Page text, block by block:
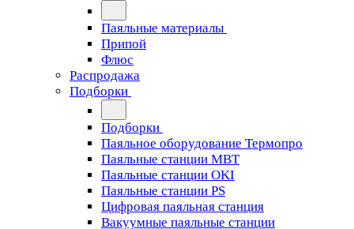
Паяльные материалы
Припой
Флюс
Распродажа
Подборки
Подборки
Паяльное оборудование Термопро
Паяльные станции MBT
Паяльные станции OKI
Паяльные станции PS
Цифровая паяльная станция
Вакуумные паяльные станции